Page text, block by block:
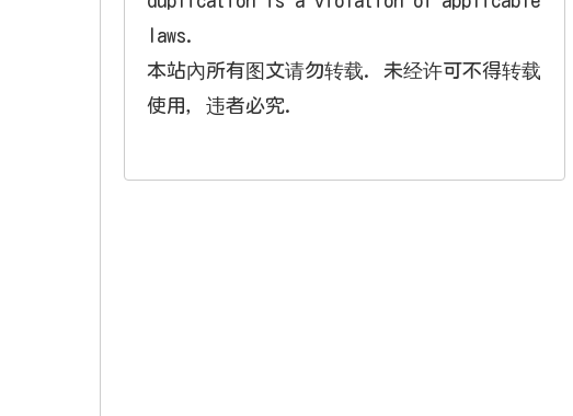
laws.
本站內所有图文请勿转载. 未经许可不得转载
使用，违者必究.